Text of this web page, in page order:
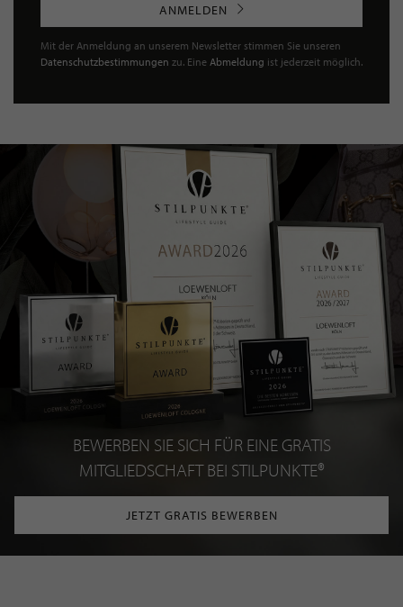
ANMELDEN
Mit der Anmeldung an unserem Newsletter stimmen Sie unseren
Datenschutzbestimmungen zu. Eine Abmeldung ist jederzeit möglich.
BEWERBEN SIE SICH FÜR EINE GRATIS
MITGLIEDSCHAFT BEI STILPUNKTE®
JETZT GRATIS BEWERBEN